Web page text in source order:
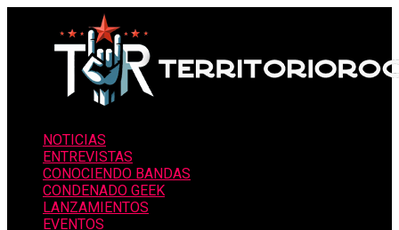
NOTICIAS
ENTREVISTAS
CONOCIENDO BANDAS
CONDENADO GEEK
LANZAMIENTOS
EVENTOS